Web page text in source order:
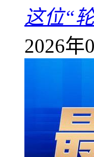
这位“
2026年